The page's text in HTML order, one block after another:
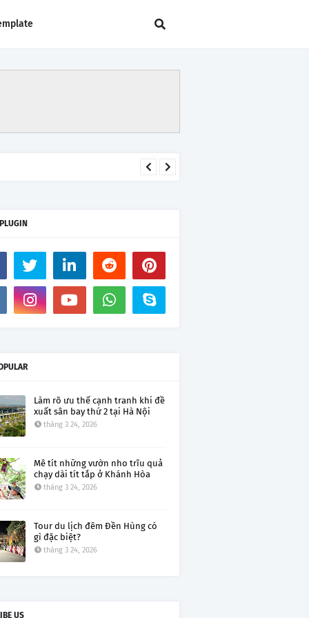
Làm rõ ưu thế cạnh tranh khi đề
xuất sân bay thứ 2 tại Hà Nội
tháng 3 24, 2026
Mê tít những vườn nho trĩu quả
chạy dài tít tắp ở Khánh Hòa
tháng 3 24, 2026
Tour du lịch đêm Đền Hùng có
gì đặc biệt?
tháng 3 24, 2026
US